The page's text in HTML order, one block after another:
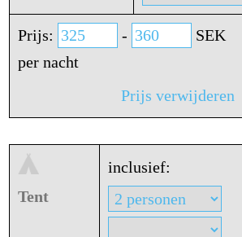
Prijs: -
SEK
per nacht
Prijs verwijderen
Tent
inclusief: